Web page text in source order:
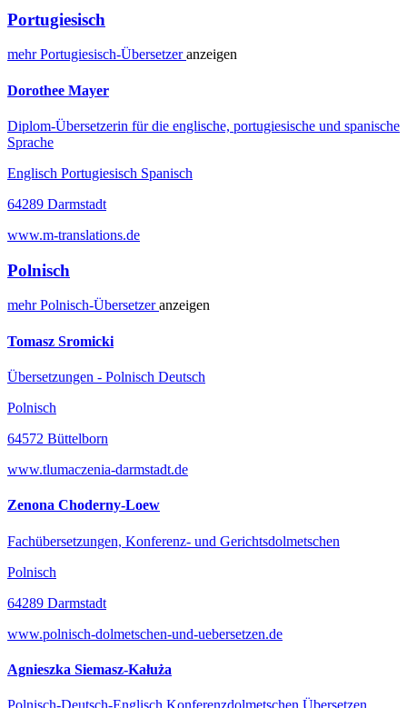
Portugiesisch
mehrPortugiesisch-Übersetzeranzeigen
Dorothee Mayer
Diplom-Übersetzerin für die englische, portugiesische und spanische
Sprache
Englisch Portugiesisch Spanisch
64289 Darmstadt
www.m-translations.de
Polnisch
mehrPolnisch-Übersetzeranzeigen
Tomasz Sromicki
Übersetzungen - Polnisch Deutsch
Polnisch
64572 Büttelborn
www.tlumaczenia-darmstadt.de
Zenona Choderny-Loew
Fachübersetzungen, Konferenz- und Gerichtsdolmetschen
Polnisch
64289 Darmstadt
www.polnisch-dolmetschen-und-uebersetzen.de
Agnieszka Siemasz-Kałuża
Polnisch-Deutsch-Englisch Konferenzdolmetschen Übersetzen